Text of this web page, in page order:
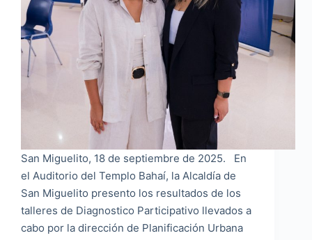
San Miguelito, 18 de septiembre de 2025. En
el Auditorio del Templo Bahaí, la Alcaldía de
San Miguelito presento los resultados de los
talleres de Diagnostico Participativo llevados a
cabo por la dirección de Planificación Urbana